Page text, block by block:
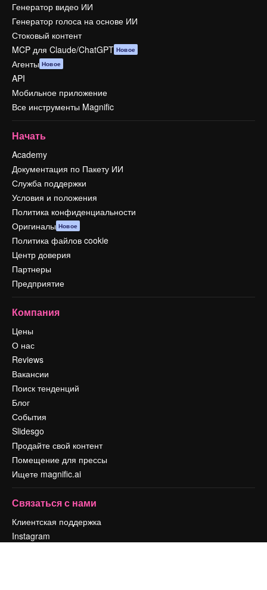
Генератор видео ИИ
Генератор голоса на основе ИИ
Стоковый контент
MCP для Claude/ChatGPT Новое
Агенты Новое
API
Мобильное приложение
Все инструменты Magnific
Начать
Academy
Документация по Пакету ИИ
Служба поддержки
Условия и положения
Политика конфиденциальности
Оригиналы Новое
Политика файлов cookie
Центр доверия
Партнеры
Предприятие
Компания
Цены
О нас
Reviews
Вакансии
Поиск тенденций
Блог
События
Slidesgo
Продайте свой контент
Помещение для прессы
Ищете magnific.ai
Связаться с нами
Клиентская поддержка
Instagram